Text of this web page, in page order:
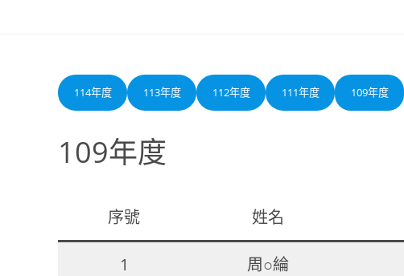
114年度 113年度 112年度 111年度 109年度
109年度
序號 姓名
1 周○綸